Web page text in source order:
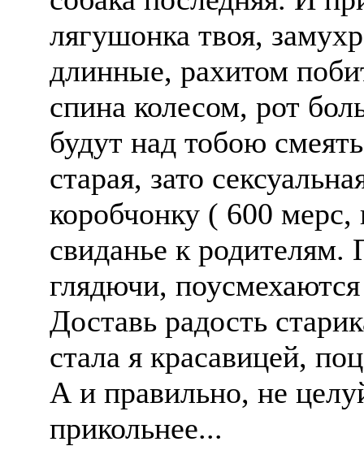
лягушонка твоя,
длинные, рахитом
спина колесом, рот
будут над тобою
старая, зато
коробчонку ( 600
свиданье к
глядючи,
Доставь радость
стала я красавицей,
А и правильно, не
прикольнее...